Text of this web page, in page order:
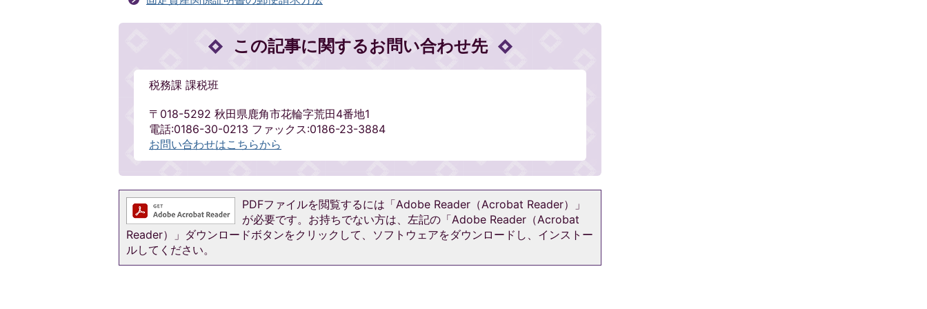
この記事に関するお問い合わせ先
税務課 課税班
〒018-5292 秋田県鹿角市花輪字荒田4番地1
電話:0186-30-0213 ファックス:0186-23-3884
お問い合わせはこちらから
PDFファイルを閲覧するには「Adobe Reader（Acrobat Reader）」
が必要です。お持ちでない方は、左記の「Adobe Reader（Acrobat
Reader）」ダウンロードボタンをクリックして、ソフトウェアをダウンロードし、インストー
ルしてください。